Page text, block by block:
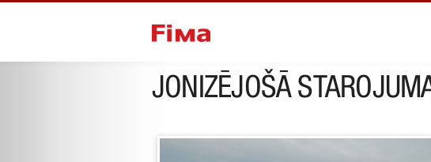
Iepriekšējais projekts
JONIZĒJOŠĀ